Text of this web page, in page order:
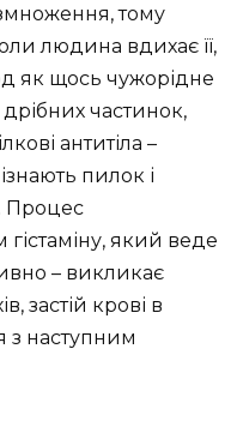
тому
людина вдихає її,
як щось чужорідне
частинок,
антитіла –
пилок і
Процес
який веде
– викликає
застій крові в
з наступним